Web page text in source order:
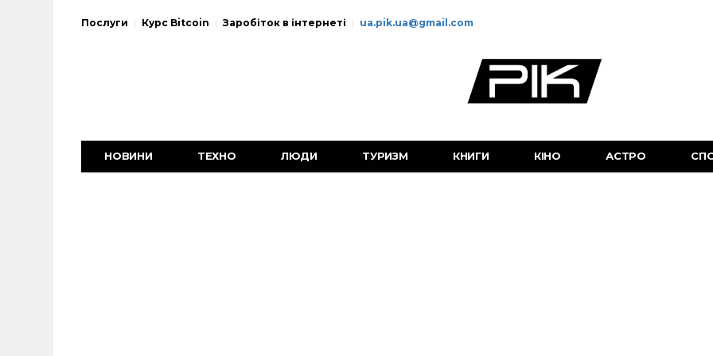
Послуги Курс Bitcoin Заробіток в інтернеті ua.pik.ua@gmail.com
НОВИНИ ТЕХНО ЛЮДИ ТУРИЗМ КНИГИ КІНО АСТРО